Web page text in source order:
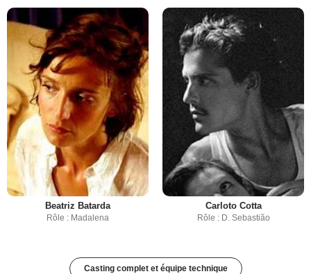
Beatriz Batarda
Rôle : Madalena
Carloto Cotta
Rôle : D. Sebastião
Casting complet et équipe technique